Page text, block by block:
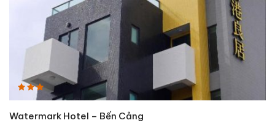
Watermark Hotel – Bến Cảng